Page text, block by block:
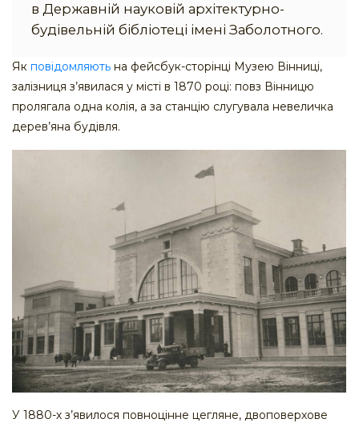
в Державній науковій архітектурно-
будівельній бібліотеці імені Заболотного.
Як повідомляють на фейсбук-сторінці Музею Вінниці,
залізниця з’явилася у місті в 1870 році: повз Вінницю
пролягала одна колія, а за станцію слугувала невеличка
дерев’яна будівля.
У 1880-х з’явилося повноцінне цегляне, двоповерхове